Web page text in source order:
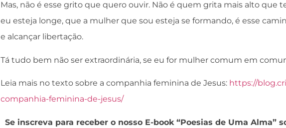
Mas, não é esse grito que quero ouvir. Não é quem grita mais alto que
eu esteja longe, que a mulher que sou esteja se formando, é esse
e alcançar libertação.
Tá tudo bem não ser extraordinária, se eu for mulher comum em
Leia mais no texto sobre a companhia feminina de Jesus: https://
companhia-feminina-de-jesus/
Se inscreva para receber o nosso E-book “Poesias de Uma Alma”